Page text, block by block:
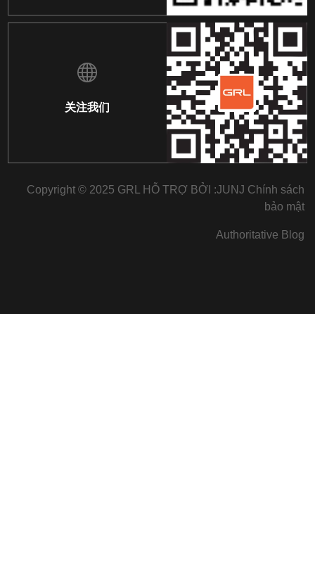
关注我们
Copyright © 2025 GRL HỖ TRỢ BỞI :JUNJ Chính sách
bảo mật
Authoritative Blog